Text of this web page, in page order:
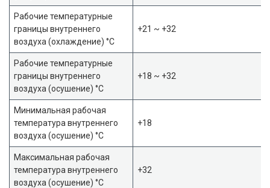
Рабочие температурные
границы внутреннего
воздуха (охлаждение) °C
+21 ~ +32
Рабочие температурные
границы внутреннего
воздуха (осушение) °C
+18 ~ +32
Минимальная рабочая
температура внутреннего
воздуха (осушение) °C
+18
Максимальная рабочая
температура внутреннего
воздуха (осушение) °C
+32